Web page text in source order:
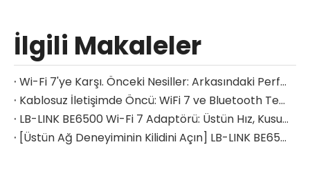
İlgili Makaleler
Wi-Fi 7'ye Karşı. Önceki Nesiller: Arkasındaki Performans Sıçramasını Ortaya Çıkarıyoruz
Kablosuz İletişimde Öncü: WiFi 7 ve Bluetooth Teknolojisi Entegrasyon Modülleri ile Geleceğe Liderlik Etmek
LB-LINK BE6500 Wi-Fi 7 Adaptörü: Üstün Hız, Kusursuz Bağlantı
[Üstün Ağ Deneyiminin Kilidini Açın] LB-LINK BE6500 Wi-Fi 7 Kablosuz USB Adaptörü: Çevrimiçi Yaşamınızı Yeniden Tanımlayın